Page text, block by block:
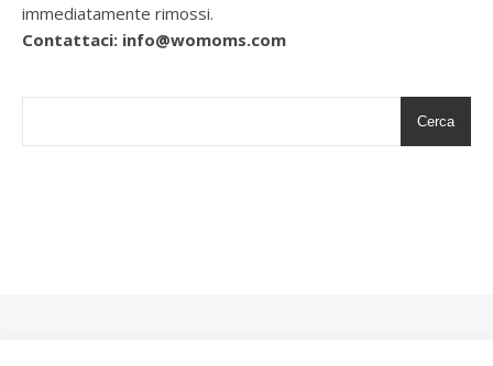
immediatamente rimossi.
Contattaci: info@womoms.com
Cerca